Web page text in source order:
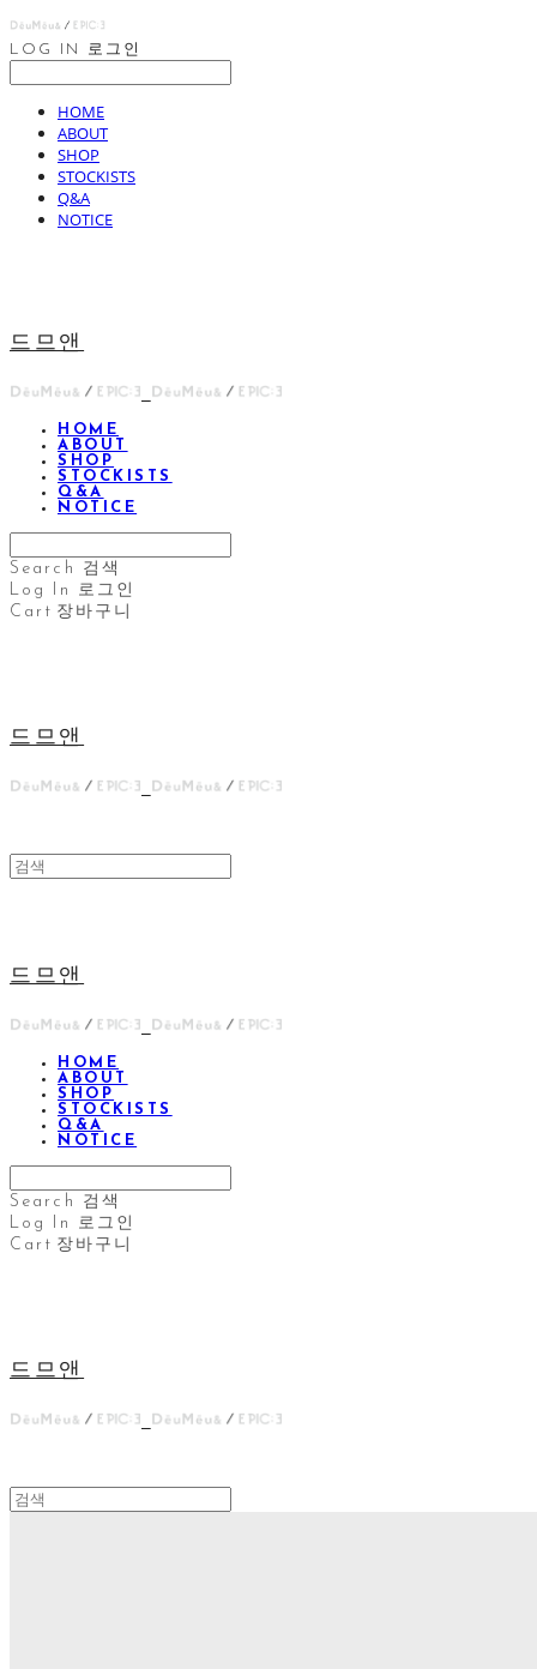
LOG IN 로그인
HOME
ABOUT
SHOP
STOCKISTS
Q&A
NOTICE
드므앤
HOME
ABOUT
SHOP
STOCKISTS
Q&A
NOTICE
Search
검색
Log In
로그인
Cart 장바구니
드므앤
드므앤
HOME
ABOUT
SHOP
STOCKISTS
Q&A
NOTICE
Search
검색
Log In
로그인
Cart 장바구니
드므앤